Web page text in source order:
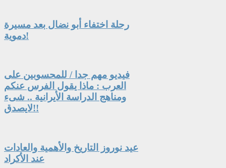
رحلة اختفاء أبو نضال بعد مسيرة
دموية!
فيديو مهم جدا / للمحسوبين على
العرب : ماذا يقول الفرس عنكم
ومناهج الدراسة الأيرانية .. شىء
لايصدق!!
عيد نوروز التاريخ والأهمية والعادات
عند الأكراد